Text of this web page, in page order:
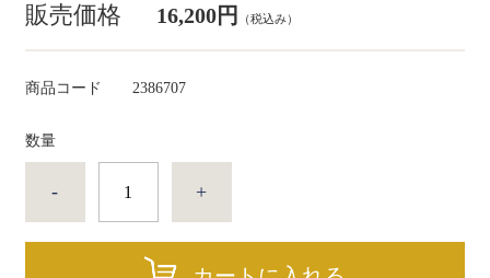
販売価格 16,200円 （税込み）
商品コード 2386707
数量
- +